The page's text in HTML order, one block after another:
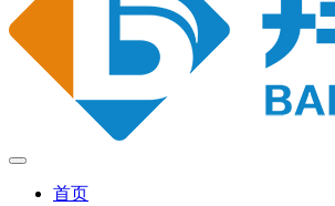
首页